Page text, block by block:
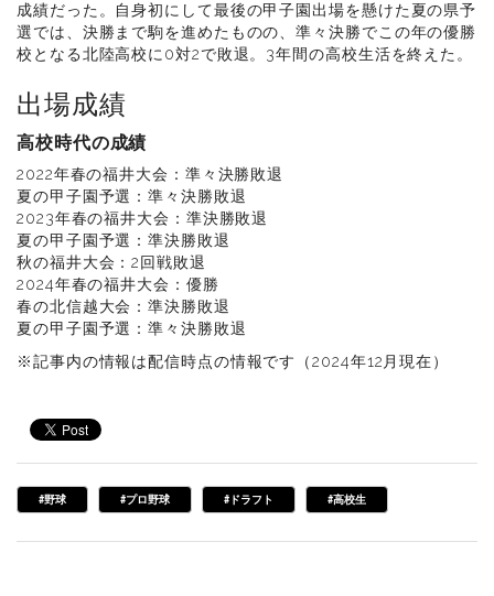
成績だった。自身初にして最後の甲子園出場を懸けた夏の県予
選では、決勝まで駒を進めたものの、準々決勝でこの年の優勝
校となる北陸高校に0対2で敗退。3年間の高校生活を終えた。
出場成績
高校時代の成績
2022年春の福井大会：準々決勝敗退
夏の甲子園予選：準々決勝敗退
2023年春の福井大会：準決勝敗退
夏の甲子園予選：準決勝敗退
秋の福井大会：2回戦敗退
2024年春の福井大会：優勝
春の北信越大会：準決勝敗退
夏の甲子園予選：準々決勝敗退
※記事内の情報は配信時点の情報です（2024年12月現在）
#野球 #プロ野球 #ドラフト #高校生